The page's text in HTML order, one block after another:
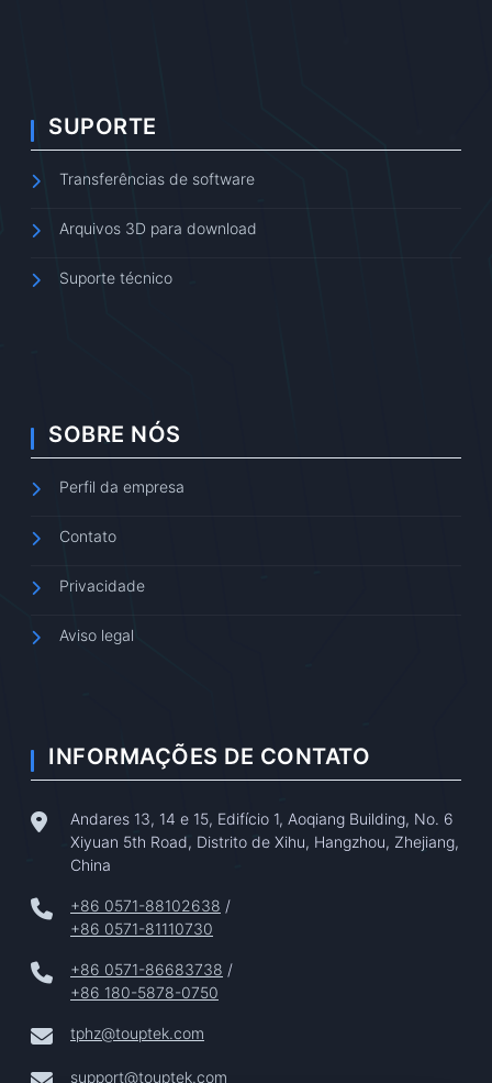
SUPORTE
Transferências de software
Arquivos 3D para download
Suporte técnico
SOBRE NÓS
Perfil da empresa
Contato
Privacidade
Aviso legal
INFORMAÇÕES DE CONTATO
Andares 13, 14 e 15, Edifício 1, Aoqiang Building, No. 6
Xiyuan 5th Road, Distrito de Xihu, Hangzhou, Zhejiang,
China
+86 0571-88102638 /
+86 0571-81110730
+86 0571-86683738 /
+86 180-5878-0750
tphz@touptek.com
support@touptek.com